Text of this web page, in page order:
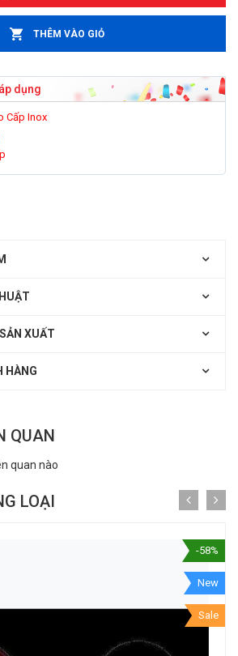
THÊM VÀO GIỎ
dụng
Cấp Inox
XUẤT
HÀNG
QUAN
quan nào
LOẠI
-58%
New
Sale